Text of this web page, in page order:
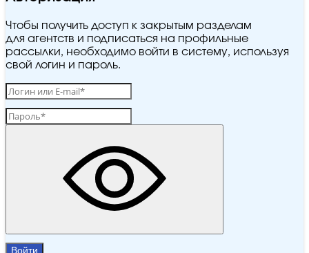
Чтобы получить доступ к закрытым разделам
для агентств и подписаться на профильные
рассылки, необходимо войти в систему, используя
свой логин и пароль.
Войти